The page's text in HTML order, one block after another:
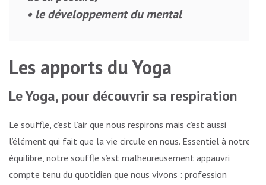
• le développement du mental
Les apports du Yoga
Le Yoga, pour découvrir sa respiration
Le souffle, c’est l’air que nous respirons mais c’est aussi
l’élément qui fait que la vie circule en nous. Essentiel à notre
équilibre, notre souffle s’est malheureusement appauvri
compte tenu du quotidien que nous vivons : profession